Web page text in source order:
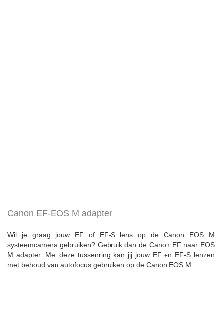
Canon EF-EOS M adapter
Wil je graag jouw EF of EF-S lens op de Canon EOS M
systeemcamera gebruiken? Gebruik dan de Canon EF naar EOS
M adapter. Met deze tussenring kan jij jouw EF en EF-S lenzen
met behoud van autofocus gebruiken op de Canon EOS M.